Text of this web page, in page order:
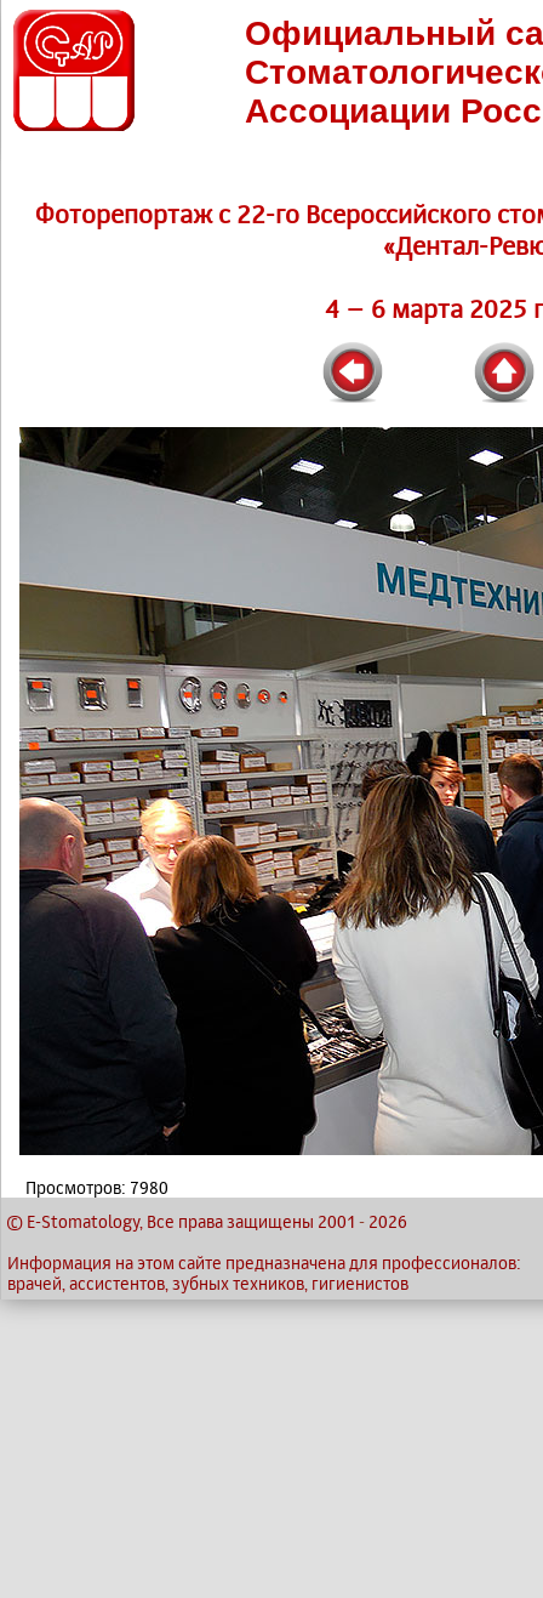
Официальный
Ассоциации
Фоторепортаж c 22-го Всероссийского
«Дентал-
4 – 6 марта 2025
Просмотров: 7980
© E-Stomatology, Все права защищены 2001 - 2026
Информация на этом сайте предназначена для профессионалов:
врачей, ассистентов, зубных техников, гигиенистов